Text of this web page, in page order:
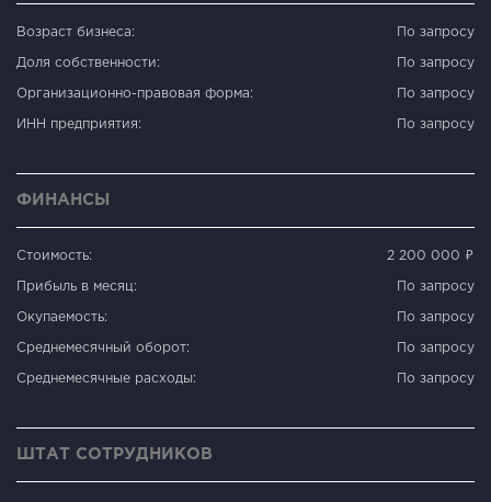
Возраст бизнеса: По запросу
Доля собственности: По запросу
Организационно-правовая форма: По запросу
ИНН предприятия: По запросу
ФИНАНСЫ
Стоимость: 2 200 000 ₽
Прибыль в месяц: По запросу
Окупаемость: По запросу
Среднемесячный оборот: По запросу
Среднемесячные расходы: По запросу
ШТАТ СОТРУДНИКОВ